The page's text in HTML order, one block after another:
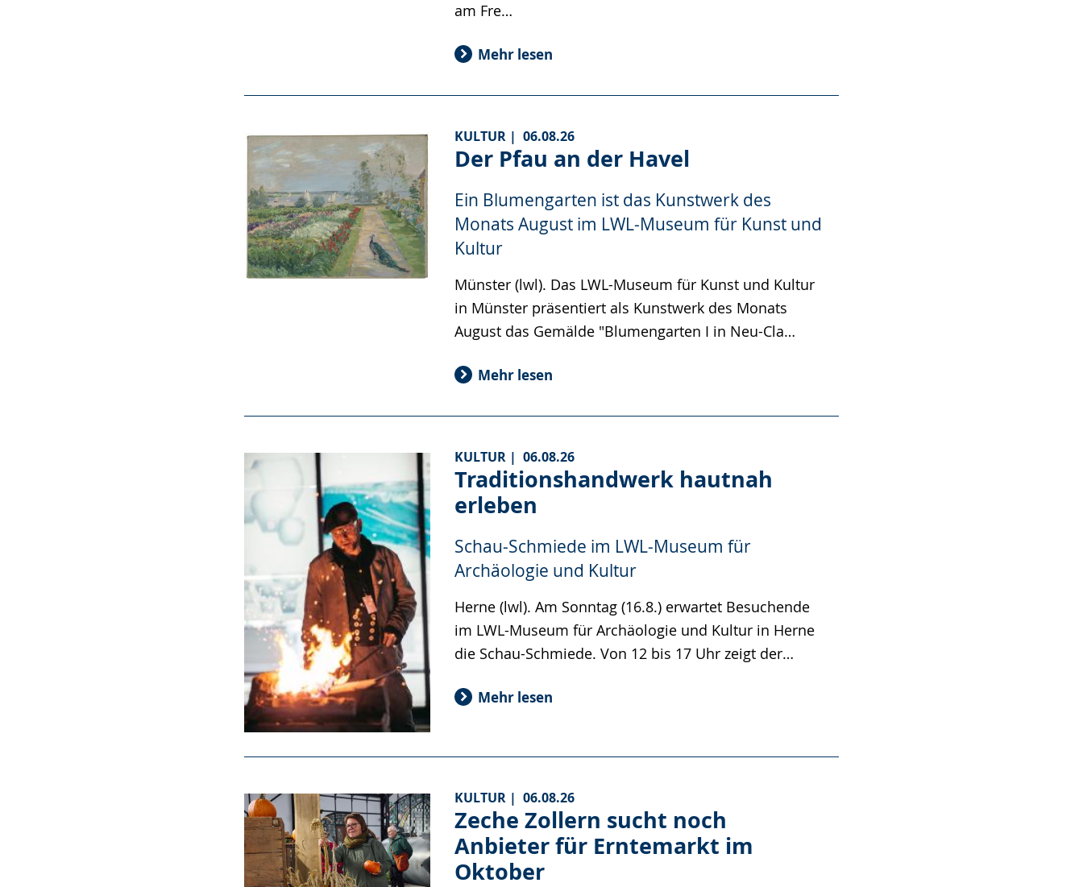
am Fre…
Mehr lesen
KULTUR | 06.08.26
Der Pfau an der Havel
Ein Blumengarten ist das Kunstwerk des
Monats August im LWL-Museum für Kunst und
Kultur
Münster (lwl). Das LWL-Museum für Kunst und Kultur
in Münster präsentiert als Kunstwerk des Monats
August das Gemälde "Blumengarten I in Neu-Cla…
Mehr lesen
KULTUR | 06.08.26
Traditionshandwerk hautnah
erleben
Schau-Schmiede im LWL-Museum für
Archäologie und Kultur
Herne (lwl). Am Sonntag (16.8.) erwartet Besuchende
im LWL-Museum für Archäologie und Kultur in Herne
die Schau-Schmiede. Von 12 bis 17 Uhr zeigt der…
Mehr lesen
KULTUR | 06.08.26
Zeche Zollern sucht noch
Anbieter für Erntemarkt im
Oktober